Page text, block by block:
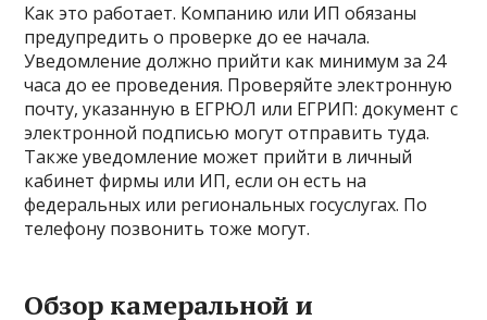
Как это работает. Компанию или ИП обязаны
предупредить о проверке до ее начала.
Уведомление должно прийти как минимум за 24
часа до ее проведения. Проверяйте электронную
почту, указанную в ЕГРЮЛ или ЕГРИП: документ с
электронной подписью могут отправить туда.
Также уведомление может прийти в личный
кабинет фирмы или ИП, если он есть на
федеральных или региональных госуслугах. По
телефону позвонить тоже могут.
Обзор камеральной и